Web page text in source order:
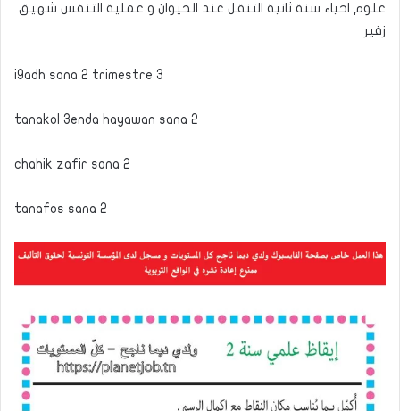
علوم احياء سنة ثانية التنقل عند الحيوان و عملية التنفس شهيق
زفير
i9adh sana 2 trimestre 3
tanakol 3enda hayawan sana 2
chahik zafir sana 2
tanafos sana 2